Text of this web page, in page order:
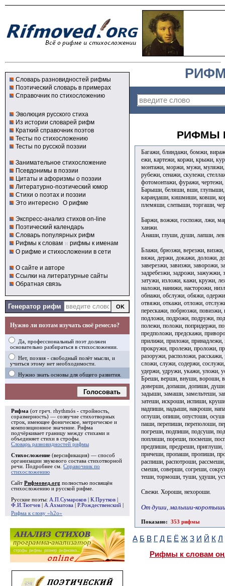
Словарь разновидностей рифмы
Поэтический словарь в примерах
Справочник по стихосложению
Эволюция русского стиха
Из истории словарей рифм
Краткий справочник поэтов
Тесты по стихосложению
Тесты по русской поэзии
Занимательное стихосложение
Псевдонимы в поэзии
Цитаты и афоризмы о поэзии
Литературно-поэтический юмор
Стихи о поэтах и поэзии
Это интересно О рифме
Экспресс-анализ стихов on-line
Поэтический календарь
Словарь популярных рифм
Рифмы к словам и рифмы к именам
О рифме и стихосложении в сети
О сайте и авторе
Ссылки на литературные сайты
Обратная связь
Генератор рифм
Нужно ли поэтам изучать своё ремесло?
Да, профессиональный поэт должен
основательно разбираться в стихосложении.
Нет, поэзия - свободный полёт мысли, и
учиться этому нет необходимости.
Нужно знать основы для общего развития.
Голосовать
Рифма (от греч. rhythmós - стройность,
соразмерность) — созвучие стихотворных
строк, имеющее фоническое, метрическое и
композиционное значение. Рифма
подчёркивает границу между стихами и
объединяет стихи в строфы
Словарь разновидностей рифмы
Стихосложение (версификация) — способ
организации звукового состава стихотворной
речи. Подробнее см. Справочник по
стихосложению
Сайт Рифмовед.org полностью посвящён
стихосложению и русской рифме.
Русские поэты: А.П.Сумароков К.Прутков
Ф.И.Тютчев
А.Ахматова Р.Рождественский
Рифма к слову «h2o»
РИФМЫ
Багажи, блиндажи, бомжи,
ежи, картежи, коржи, крыжи,
монтажи, моржи, мужи,
рубежи, сенажи, скулежи,
фотомонтажи, фуражи,
Барыши, беляши, вши,
карандаши, кишмиши, ковши,
племяши, слепыши, торгаши,
Баржи, вожжи, госпожи, лжи,
ханжи.
Анаши, глуши, души, лапши,
Блажи, брюзжи, верезжи,
вяжи, держи, докажи, доложи,
заверезжи, завизжи, заворожи,
задребезжи, задрожи, зажужжи,
затужи, изложи, кажи, кружи,
наложи, нанижи, насторожи,
обнажи, обслужи, обяжи,
отвяжи, откажи, отложи,
перескажи, побрюзжи,
подложи, подрожи, подружи,
полежи, положи, попридержи,
предположи, предскажи,
прилижи, приложи,
прокружи, пролежи, проложи,
разоружи, расположи,
сложи, служи, содержи,
удержи, удружи, укажи, уложи,
Бреши, верши, внуши, вороши,
доверши, допаши, допиши,
задыши, замаши, замельтеши,
затеши, искроши, испиши,
надпиши, надыши, накроши,
оглуши, опиши, опустоши,
паши, перепиши, переполоши,
погреши, подпиши, подсуши,
попляши, пореши, посмеши,
предпиши, предреши,
причеши, пропаши, пропиши,
распиши, распотроши,
смеши, соверши, согреши,
теши, тормоши, туши, удуши,
Свежи. Хороши, нехороши.
От души, малыши-
Показано: 353 рифмы
А Б В Г Д Е Ё Ж З И Й К Л
Рифмы к словам